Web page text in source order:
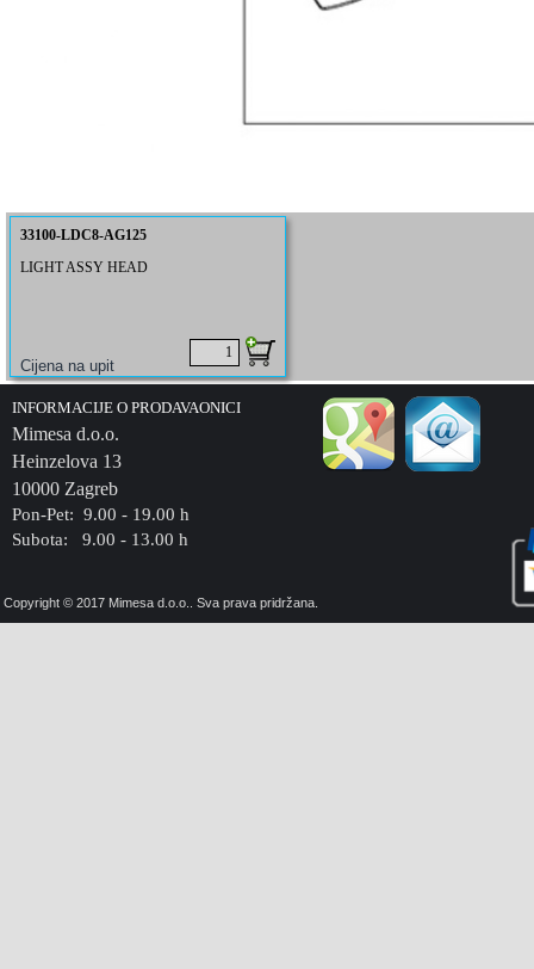
33100-LDC8-AG125
LIGHT ASSY HEAD
Copyright © 2017 Mimesa d.o.o.. Sva prava pridržana.
INFORMACIJE O PRODAVAONICI
Mimesa d.o.o.
Heinzelova 13
10000 Zagreb
Pon-Pet: 9.00 - 19.00 h
Subota: 9.00 - 13.00 h